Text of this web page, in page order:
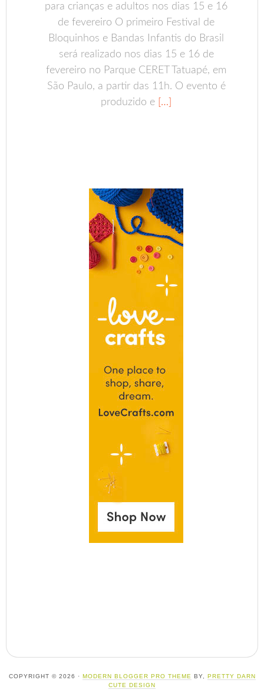
para crianças e adultos nos dias 15 e 16
de fevereiro O primeiro Festival de
Bloquinhos e Bandas Infantis do Brasil
será realizado nos dias 15 e 16 de
fevereiro no Parque CERET Tatuapé, em
São Paulo, a partir das 11h. O evento é
produzido e […]
COPYRIGHT © 2026 · MODERN BLOGGER PRO THEME BY, PRETTY DARN
CUTE DESIGN